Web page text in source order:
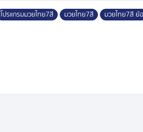
โปรแกรมมวยไทย7สี มวยไทย7สี มวยไทย7สี ย้